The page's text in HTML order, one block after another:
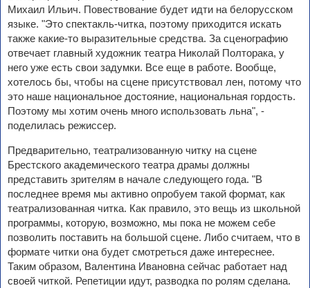
Михаил Ильич. Повествование будет идти на белорусском
языке. "Это спектакль-читка, поэтому приходится искать
также какие-то выразительные средства. За сценографию
отвечает главный художник театра Николай Полторака, у
него уже есть свои задумки. Все еще в работе. Вообще,
хотелось бы, чтобы на сцене присутствовал лен, потому что
это наше национальное достояние, национальная гордость.
Поэтому мы хотим очень много использовать льна", -
поделилась режиссер.
Предварительно, театрализованную читку на сцене
Брестского академического театра драмы должны
представить зрителям в начале следующего года. "В
последнее время мы активно опробуем такой формат, как
театрализованная читка. Как правило, это вещь из школьной
программы, которую, возможно, мы пока не можем себе
позволить поставить на большой сцене. Либо считаем, что в
формате читки она будет смотреться даже интереснее.
Таким образом, Валентина Ивановна сейчас работает над
своей читкой. Репетиции идут, разводка по ролям сделана.